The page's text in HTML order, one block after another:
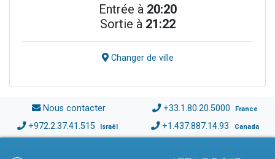
Entrée à 20:20
Sortie à 21:22
Changer de ville
Nous contacter +33.1.80.20.5000 France
+972.2.37.41.515 Israël +1.437.887.14.93 Canada